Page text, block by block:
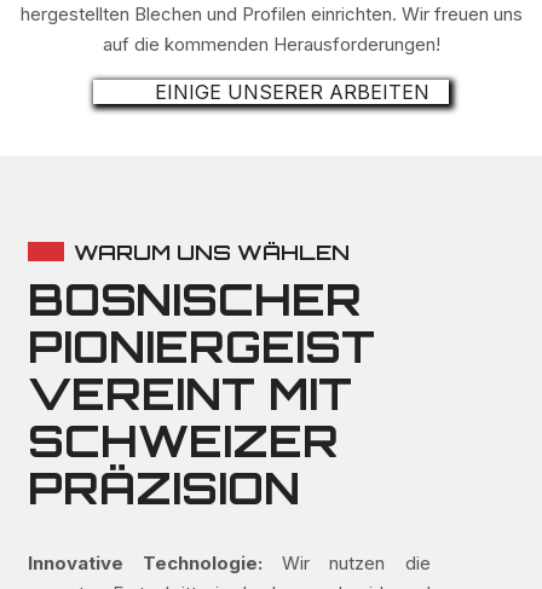
hergestellten Blechen und Profilen einrichten. Wir freuen uns
auf die kommenden Herausforderungen!
EINIGE UNSERER ARBEITEN
WARUM UNS WÄHLEN
BOSNISCHER
PIONIERGEIST
VEREINT MIT
SCHWEIZER
PRÄZISION
Innovative Technologie: Wir nutzen die